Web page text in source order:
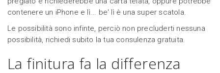
contenere un iPhone e lì... be' lì è una super scatola.
Le possibilità sono infinte, perciò non precluderti nessuna
possibilità, richiedi subito la tua consulenza gratuita.
La finitura fa la differenza